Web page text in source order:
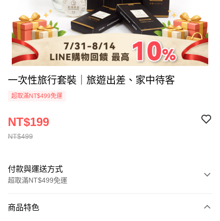
一次性旅行套裝｜旅遊出差、家中待客
超取滿NT$499免運
NT$499
NT$199
付款與運送方式
超取滿NT$499免運
信用卡一次付款
商品特色